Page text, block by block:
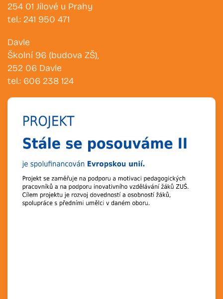
254 01 Jílové u Prahy
tel.: 241 950 471
Davle
Školní 96 (budova ZŠ),
252 06 Davle
tel.: 606 238 124